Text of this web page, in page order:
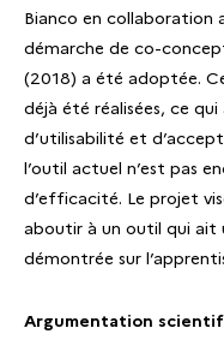
Bianco en collaboration
démarche de co-
(2018) a été adoptée.
déjà été réalisées, ce
d’utilisabilité et
l’outil actuel n’est pas
d’efficacité. Le projet
aboutir à un outil qui
démontrée sur
Argumentation